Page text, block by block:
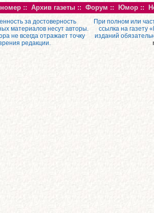
:: Архив газеты :: Форум :: Юмор ::
за достоверность
материалов несут авторы.
не всегда отражает точку
редакции.
При полном или
ссылка на газету
изданий